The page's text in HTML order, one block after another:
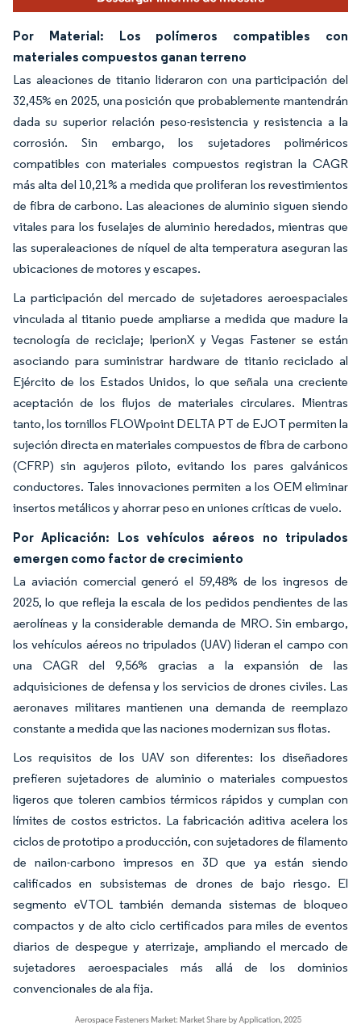
Por Material: Los polímeros compatibles con
materiales compuestos ganan terreno
Las aleaciones de titanio lideraron con una participación del
32,45% en 2025, una posición que probablemente mantendrán
dada su superior relación peso-resistencia y resistencia a la
corrosión. Sin embargo, los sujetadores poliméricos
compatibles con materiales compuestos registran la CAGR
más alta del 10,21% a medida que proliferan los revestimientos
de fibra de carbono. Las aleaciones de aluminio siguen siendo
vitales para los fuselajes de aluminio heredados, mientras que
las superaleaciones de níquel de alta temperatura aseguran las
ubicaciones de motores y escapes.
La participación del mercado de sujetadores aeroespaciales
vinculada al titanio puede ampliarse a medida que madure la
tecnología de reciclaje; IperionX y Vegas Fastener se están
asociando para suministrar hardware de titanio reciclado al
Ejército de los Estados Unidos, lo que señala una creciente
aceptación de los flujos de materiales circulares. Mientras
tanto, los tornillos FLOWpoint DELTA PT de EJOT permiten la
sujeción directa en materiales compuestos de fibra de carbono
(CFRP) sin agujeros piloto, evitando los pares galvánicos
conductores. Tales innovaciones permiten a los OEM eliminar
insertos metálicos y ahorrar peso en uniones críticas de vuelo.
Por Aplicación: Los vehículos aéreos no tripulados
emergen como factor de crecimiento
La aviación comercial generó el 59,48% de los ingresos de
2025, lo que refleja la escala de los pedidos pendientes de las
aerolíneas y la considerable demanda de MRO. Sin embargo,
los vehículos aéreos no tripulados (UAV) lideran el campo con
una CAGR del 9,56% gracias a la expansión de las
adquisiciones de defensa y los servicios de drones civiles. Las
aeronaves militares mantienen una demanda de reemplazo
constante a medida que las naciones modernizan sus flotas.
Los requisitos de los UAV son diferentes: los diseñadores
prefieren sujetadores de aluminio o materiales compuestos
ligeros que toleren cambios térmicos rápidos y cumplan con
límites de costos estrictos. La fabricación aditiva acelera los
ciclos de prototipo a producción, con sujetadores de filamento
de nailon-carbono impresos en 3D que ya están siendo
calificados en subsistemas de drones de bajo riesgo. El
segmento eVTOL también demanda sistemas de bloqueo
compactos y de alto ciclo certificados para miles de eventos
diarios de despegue y aterrizaje, ampliando el mercado de
sujetadores aeroespaciales más allá de los dominios
convencionales de ala fija.